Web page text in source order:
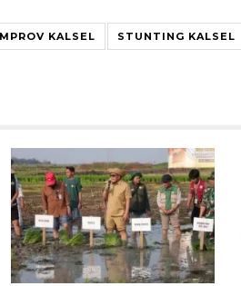
KALSEL STUNTING KALSEL